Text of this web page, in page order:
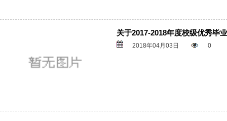
关于2017-2018年度校级优秀毕
2018年04月03日 0